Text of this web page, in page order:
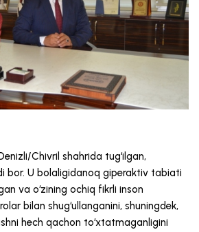
Chivril shahrida tug‘ilgan,
bor. U bolaligidanoq giperaktiv tabiati
va o‘zining ochiq fikrli inson
bilan shug‘ullanganini, shuningdek,
hech qachon to‘xtatmaganligini